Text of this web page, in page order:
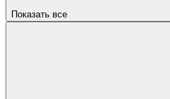
Показать все